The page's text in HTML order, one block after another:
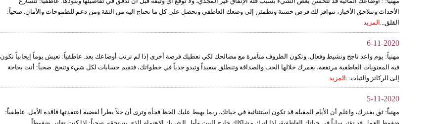
الأحداث وتتلاحق الأخبار، تتوافر لك فرص حسنة وتطمئن إلى وضعك العاطفي وتحصل على كل ما تحتاج اليه من الثقة ومن دعم للطموحات والأمان. صحياً:
القلق... المزيد
6-11-2020
مهنياً: يوم واعد ناجح ونشيط وفعال، وتكون الظروف متآمرة مع مصالحك لكي تعطيك فرصة أخرى إذا لم ترتب أوضاعك بعد. عاطفياً: تعيش يوماً إيجابياً تكون
فيه المعنويات العاطفية مرتفعة، يغمرك خلالها الحب والصداقة وتنطلق سعيداً وتبدو جدياً في خطواتك، فتقيم حسابات لكل شيء وتنجح. صحياً: أنت بحاجة
إلى الركائز والثبات... المزيد
5-11-2020
مهنياً: ثق بقدرك، واعلم أن الأيام المقبلة قد تكون استثنائية في حياتك، ربما يهبط عليك الحظ فجأة وترى أن حلاً يطرأ لقضية اعتقدتها فاقدة الأمل. عاطفياً: